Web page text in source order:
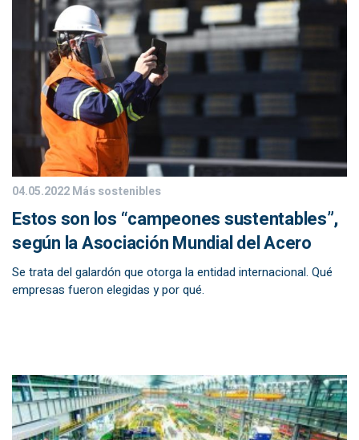
04.05.2022Más sostenibles
Estos son los “campeones sustentables”,
según la Asociación Mundial del Acero
Se trata del galardón que otorga la entidad internacional. Qué
empresas fueron elegidas y por qué.